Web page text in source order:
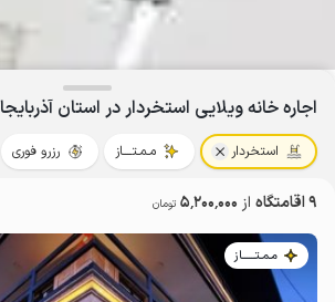
اجاره خانه ویلایی استخردار در استان
استخردار مـمـتــــاز رزرو فوری
9 اقامتگاه از 5٬200٬000 تومان
مـمـتــــــاز